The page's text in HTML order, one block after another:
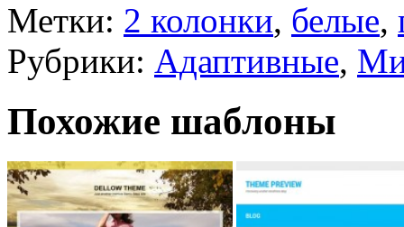
Метки: 2 колонки, белые,
Рубрики: Адаптивные,
Похожие шаблоны